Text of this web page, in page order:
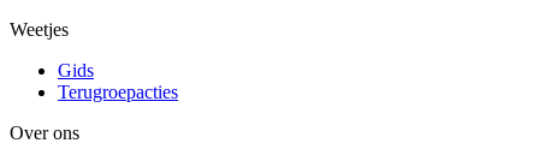
Weetjes
Gids
Terugroepacties
Over ons